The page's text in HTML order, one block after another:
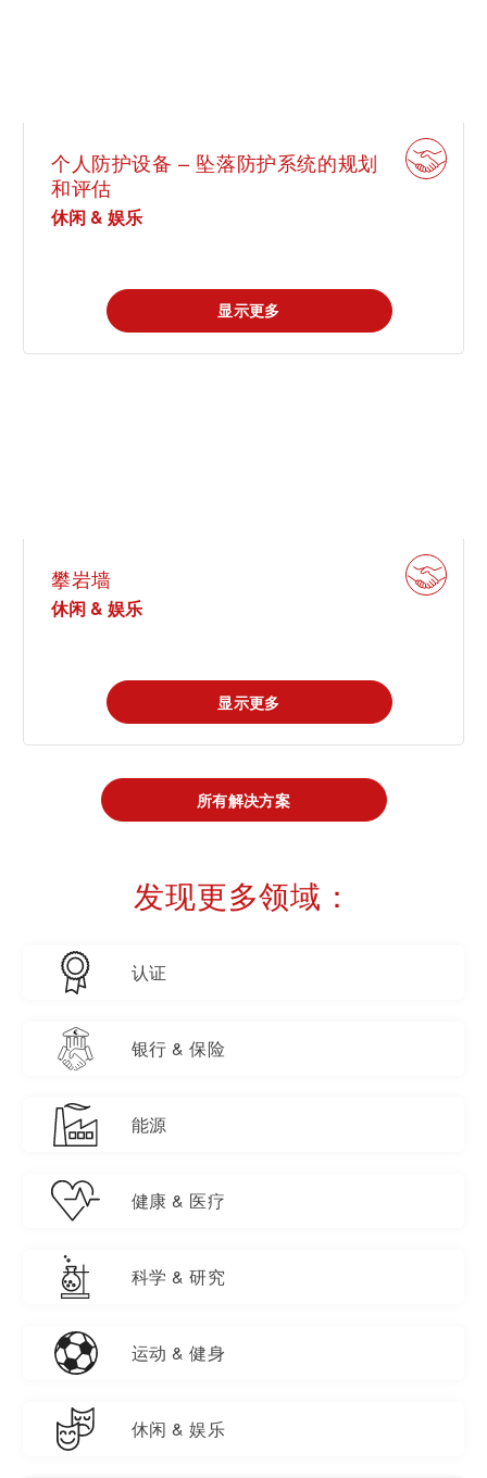
个人防护设备 – 坠落防护系统的规划
和评估
休闲 & 娱乐
显示更多
攀岩墙
休闲 & 娱乐
显示更多
所有解决方案
发现更多领域：
认证
银行 & 保险
能源
健康 & 医疗
科学 & 研究
运动 & 健身
休闲 & 娱乐